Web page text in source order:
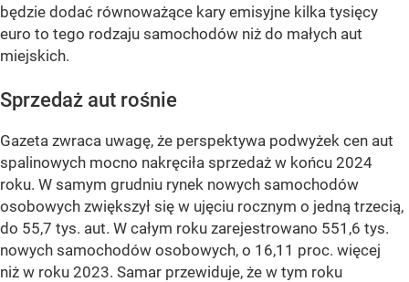
będzie dodać równoważące kary emisyjne kilka tysięcy
euro to tego rodzaju samochodów niż do małych aut
miejskich.
Sprzedaż aut rośnie
Gazeta zwraca uwagę, że perspektywa podwyżek cen aut
spalinowych mocno nakręciła sprzedaż w końcu 2024
roku. W samym grudniu rynek nowych samochodów
osobowych zwiększył się w ujęciu rocznym o jedną trzecią,
do 55,7 tys. aut. W całym roku zarejestrowano 551,6 tys.
nowych samochodów osobowych, o 16,11 proc. więcej
niż w roku 2023. Samar przewiduje, że w tym roku